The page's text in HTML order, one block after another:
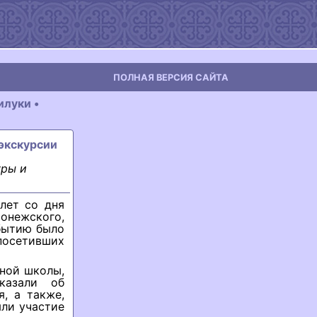
ПОЛНАЯ ВЕРСИЯ САЙТА
•
и
со дня
было
школы,
об
а также,
участие